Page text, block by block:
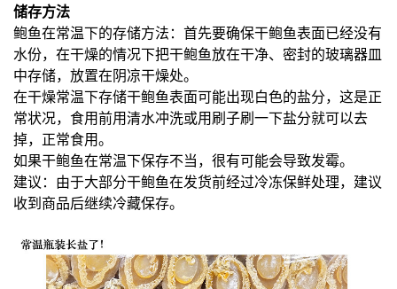
储存方法
鲍鱼在常温下的存储方法：首先要确保干鲍鱼表面已经没有
水份，在干燥的情况下把干鲍鱼放在干净、密封的玻璃器皿
中存储，放置在阴凉干燥处。
在干燥常温下存储干鲍鱼表面可能出现白色的盐分，这是正
常状况， 食用前用清水冲洗或用刷子刷一下盐分就可以去
掉，正常食用。
如果干鲍鱼在常温下保存不当，很有可能会导致发霉。
建议：由于大部分干鲍鱼在发货前经过冷冻保鲜处理，建议
收到商品后继续冷藏保存。